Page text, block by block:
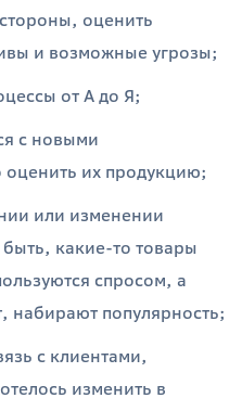
оценить
и возможные угрозы;
от А до Я;
с новыми
их продукцию;
или изменении
какие-то товары
спросом, а
набирают популярность;
с клиентами,
изменить в